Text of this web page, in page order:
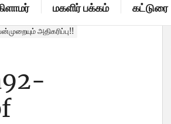
மகளிர் பக்கம் கட்டுரை
அதிகரிப்பு!!